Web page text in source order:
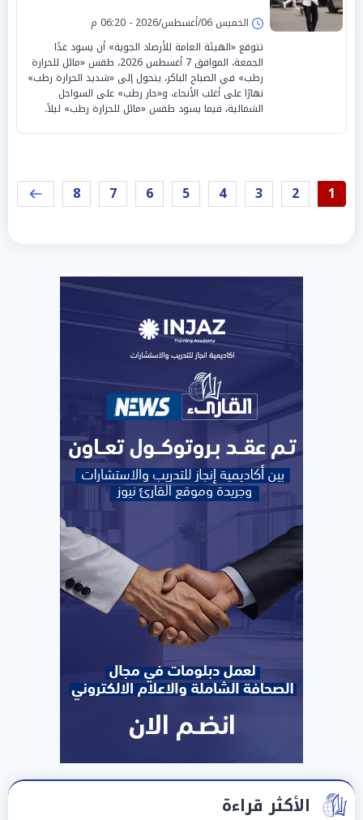
الخميس 06/أغسطس/2026 - 06:20 م
تتوقع «الهيئة العامة للأرصاد الجوية» أن يسود غدًا
الجمعة، الموافق 7 أغسطس 2026، طقس «مائل للحرارة
رطب» في الصباح الباكر، يتحول إلى «شديد الحرارة رطب»
نهارًا على أغلب الأنحاء، و«حار رطب» على السواحل
الشمالية، فيما يسود طقس «مائل للحرارة رطب» ليلاً.
1
2
3
4
5
6
7
8
الأكثر قراءة